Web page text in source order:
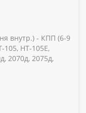
внутр.) - КПП (6-9
105, HT-105E,
2070д, 2075д,